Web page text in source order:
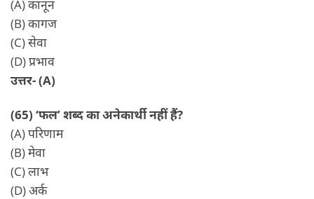
(A) कानून
(B) कागज
(C) सेवा
(D) प्रभाव
उत्तर- (A)
(65) ‘फल’ शब्द का अनेकार्थी नहीं हैं?
(A) परिणाम
(B) मेवा
(C) लाभ
(D) अर्क